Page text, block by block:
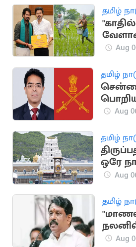
தமிழ்
Aug
தமிழ்
Aug
தமிழ்
ஒரே
கோடி
Aug
தமிழ்
Aug